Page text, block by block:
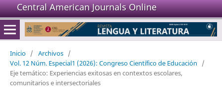
Central American Journals Online
Inicio / Archivos /
Vol. 12 Núm. Especial1 (2026): Congreso Científico de Educación
/
Eje temático: Experiencias exitosas en contextos escolares,
comunitarios e intersectoriales